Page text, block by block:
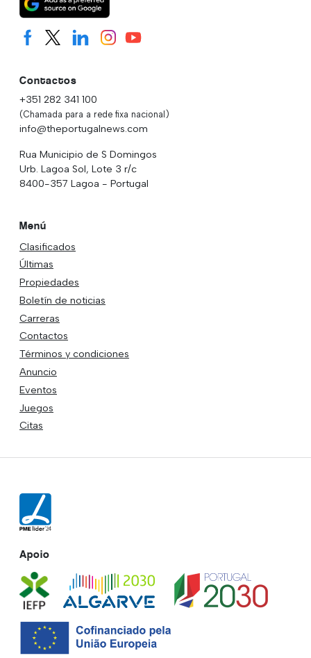
Contactos
+351 282 341 100
(Chamada para a rede fixa nacional)
info@theportugalnews.com
Rua Municipio de S Domingos
Urb. Lagoa Sol, Lote 3 r/c
8400-357 Lagoa - Portugal
Menú
Clasificados
Últimas
Propiedades
Boletín de noticias
Carreras
Contactos
Términos y condiciones
Anuncio
Eventos
Juegos
Citas
Apoio